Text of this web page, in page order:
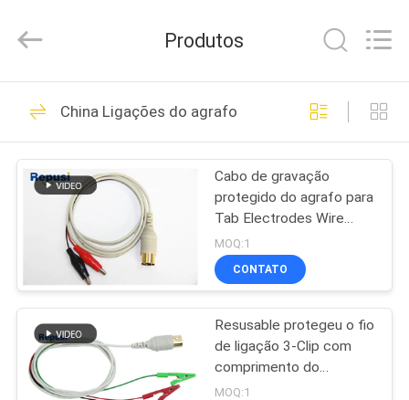
CASA
PRODUTOS
SOBRE
EXCURSÃO
FÁBRICA
Electronics
Co.,Ltd..
Reserved.
Elétrodo
concêntrico da
agulha
12
Elétrodos da agulha
do EMG
17
Produtos
China Ligações do agrafo
Cabo de gravação
protegido do agrafo para
Tab Electrodes Wire
Length esparadrapo
1.2m
MOQ:1
CONTATO
Resusable protegeu o fio
de ligação 3-Clip com
comprimento do
conector 120m de
MOQ:1